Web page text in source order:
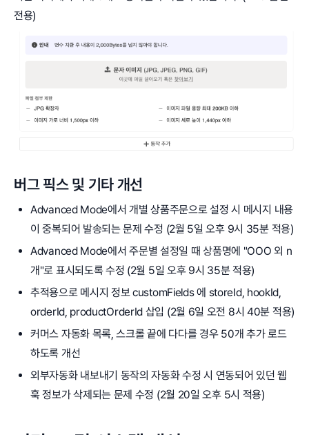
전용)
버그 픽스 및 기타 개선
Advanced Mode에서 개별 상품주문으로 설정 시 메시지 내용
이 중복되어 발송되는 문제 수정 (2월 5일 오후 9시 35분 적용)
Advanced Mode에서 주문별 설정일 때 상품명에 "OOO 외 n
개"로 표시되도록 수정 (2월 5일 오후 9시 35분 적용)
추적용으로 메시지 정보 customFields 에 storeId, hookId,
orderId, productOrderId 삽입 (2월 6일 오전 8시 40분 적용)
커머스 자동화 목록, 스크롤 끝에 다다를 경우 50개 추가 로드
하도록 개선
외부자동화 내보내기 동작의 자동화 수정 시 연동되어 있던 웹
훅 정보가 삭제되는 문제 수정 (2월 20일 오후 5시 적용)